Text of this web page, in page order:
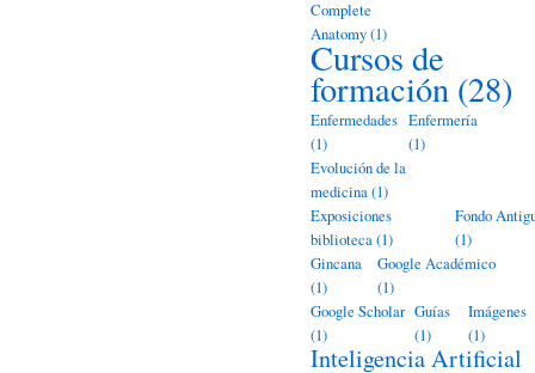
Complete
Anatomy(1)
Cursos de
formación (28)
Enfermedades
(1)
Enfermería
(1)
Evolución de la
medicina(1)
Exposiciones
biblioteca(1)
Fondo
(1)
Gincana
(1)
Google Académico
(1)
Google Scholar
(1)
Guías
(1)
Imágenes
(1)
Inteligencia Artificial